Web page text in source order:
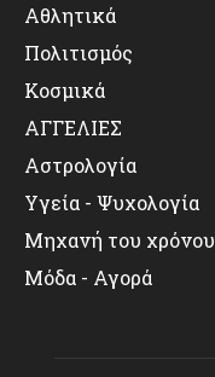
Αθλητικά
Πολιτισμός
Κοσμικά
ΑΓΓΕΛΙΕΣ
Αστρολογία
Υγεία - Ψυχολογία
Μηχανή του χρόνου
Μόδα - Αγορά